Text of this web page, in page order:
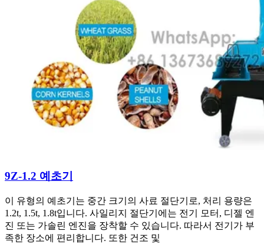
9Z-1.2 예초기
이 유형의 예초기는 중간 크기의 사료 절단기로, 처리 용량은
1.2t, 1.5t, 1.8t입니다. 사일리지 절단기에는 전기 모터, 디젤 엔
진 또는 가솔린 엔진을 장착할 수 있습니다. 따라서 전기가 부
족한 장소에 편리합니다. 또한 건조 및